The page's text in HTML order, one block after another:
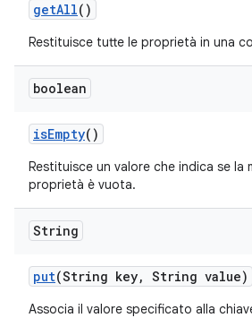
getAll()
Restituisce tutte le proprietà in una
boolean
isEmpty()
Restituisce un valore che indica se la
proprietà è vuota.
String
put(String key, String value)
Associa il valore specificato alla